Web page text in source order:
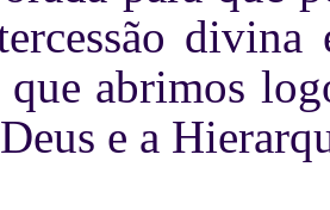
que abrimos
e a